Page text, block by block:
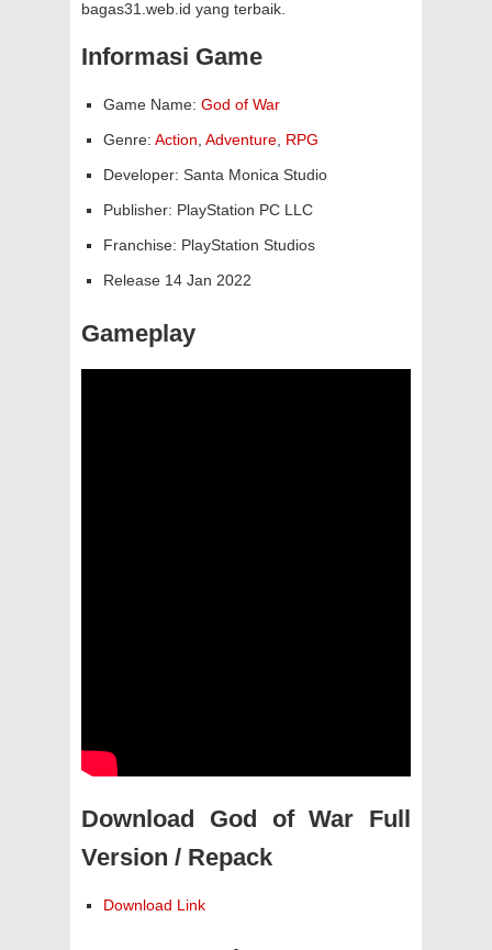
bagas31.web.id yang terbaik.
Informasi Game
Game Name: God of War
Genre: Action, Adventure, RPG
Developer: Santa Monica Studio
Publisher: PlayStation PC LLC
Franchise: PlayStation Studios
Release 14 Jan 2022
Gameplay
Download God of War Full
Version / Repack
Download Link